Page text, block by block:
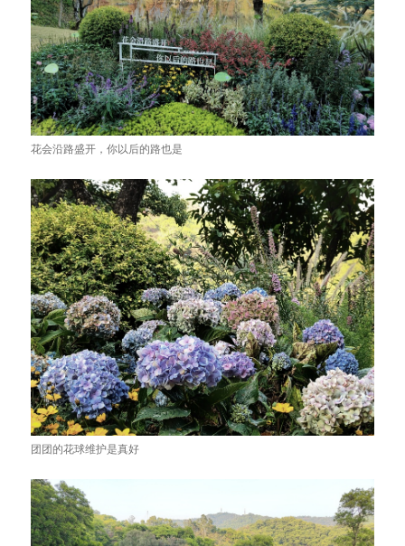
花会沿路盛开，你以后的路也是
团团的花球维护是真好